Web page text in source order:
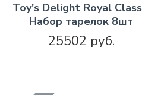
Toy's Delight Royal
Набор тарелок 8шт
25502 руб.